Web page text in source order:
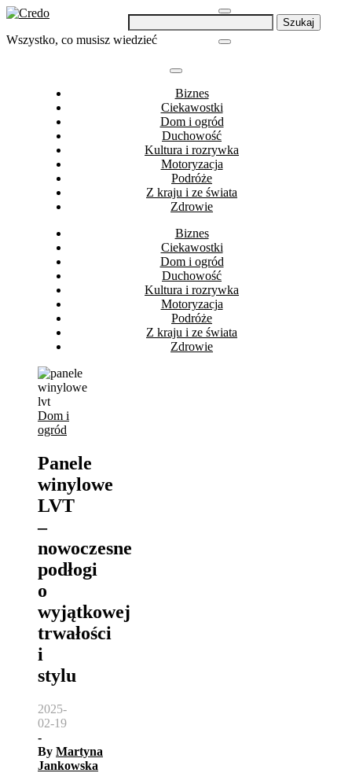
Skip
content
Wszystko, co musisz wiedzieć
Biznes
Ciekawostki
Dom i ogród
Duchowość
Kultura i rozrywka
Motoryzacja
Podróże
Z kraju i ze świata
Zdrowie
Biznes
Ciekawostki
Dom i ogród
Duchowość
Kultura i rozrywka
Motoryzacja
Podróże
Z kraju i ze świata
Zdrowie
Szukaj:
Dom i
ogród
Panele
winylowe
LVT
–
nowoczesne
podłogi
o
wyjątkowej
trwałości
i
stylu
2025-
02-19
-
By Martyna
Jankowska